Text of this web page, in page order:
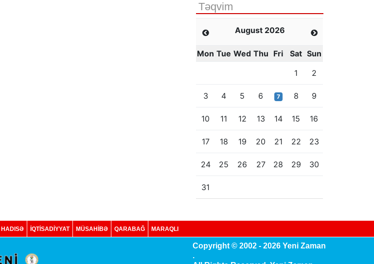
Təqvim
August 2026
Mon Tue Wed Thu Fri Sat Sun
1
2
3 4 5 6 7 8 9
10 11 12 13 14 15 16
17 18 19 20 21 22 23
24 25 26 27 28 29 30
31
HADISƏ İQTISADIYYAT MÜSAHİBƏ QARABAĞ MARAQLI
Copyright © 2002 - 2026 Yeni Zaman
.